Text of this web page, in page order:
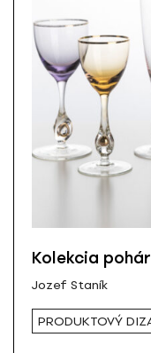
Kolekcia
Jozef Staník
PRODUKTOVÝ